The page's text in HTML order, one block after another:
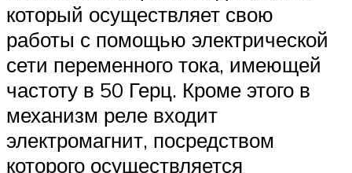
который осуществляет свою
работы с помощью электрической
сети переменного тока, имеющей
частоту в 50 Герц. Кроме этого в
механизм реле входит
электромагнит, посредством
которого осуществляется